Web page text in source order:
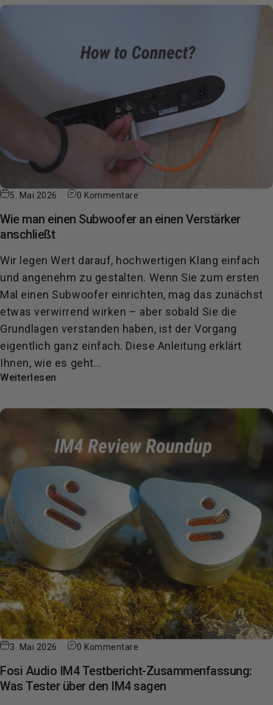
5. Mai 2026 0 Kommentare
Wie man einen Subwoofer an einen Verstärker
anschließt
Wir legen Wert darauf, hochwertigen Klang einfach
und angenehm zu gestalten. Wenn Sie zum ersten
Mal einen Subwoofer einrichten, mag das zunächst
etwas verwirrend wirken – aber sobald Sie die
Grundlagen verstanden haben, ist der Vorgang
eigentlich ganz einfach. Diese Anleitung erklärt
Ihnen, wie es geht…
Weiterlesen
3. Mai 2026 0 Kommentare
Fosi Audio IM4 Testbericht-Zusammenfassung:
Was Tester über den IM4 sagen